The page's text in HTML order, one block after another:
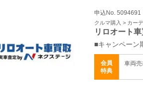
申込No. 5094691
クルマ購入 > カー
リロオート
■キャンペーン
会員
特典
車両